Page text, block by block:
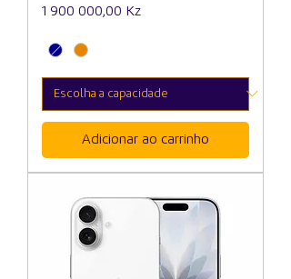
Preço
1 900 000,00 Kz
Adicionar ao carrinho